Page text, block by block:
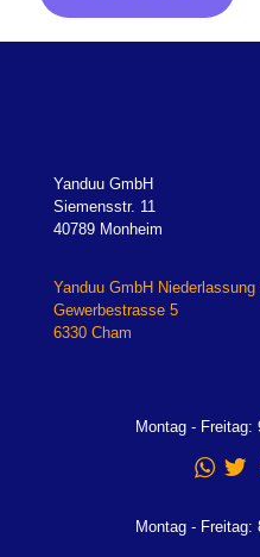
Yanduu GmbH
Siemensstr. 11
40789 Monheim
Yanduu GmbH Niederlassung
Gewerbestrasse 5
6330 Cham
Montag - Freitag:
Montag - Freitag: